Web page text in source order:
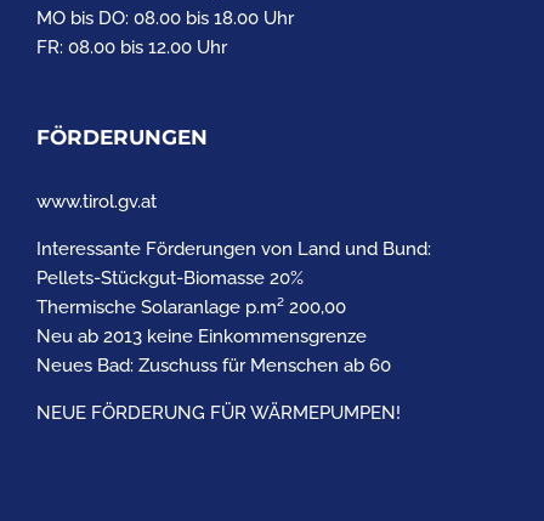
MO bis DO: 08.00 bis 18.00 Uhr
FR: 08.00 bis 12.00 Uhr
FÖRDERUNGEN
www.tirol.gv.at
Interessante Förderungen von Land und Bund:
Pellets-Stückgut-Biomasse 20%
Thermische Solaranlage p.m² 200,00
Neu ab 2013 keine Einkommensgrenze
Neues Bad: Zuschuss für Menschen ab 60
NEUE FÖRDERUNG FÜR WÄRMEPUMPEN!